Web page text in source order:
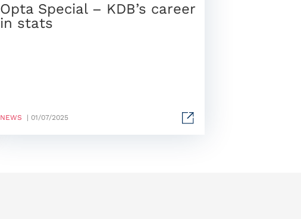
Opta Special – KDB’s career
in stats
NEWS | 01/07/2025